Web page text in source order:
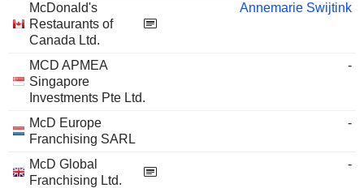
McDonald's
Restaurants of
Canada Ltd.
Annemarie Swijtink
MCD APMEA
Singapore
Investments Pte Ltd.
-
McD Europe
Franchising SARL
-
McD Global
Franchising Ltd.
-